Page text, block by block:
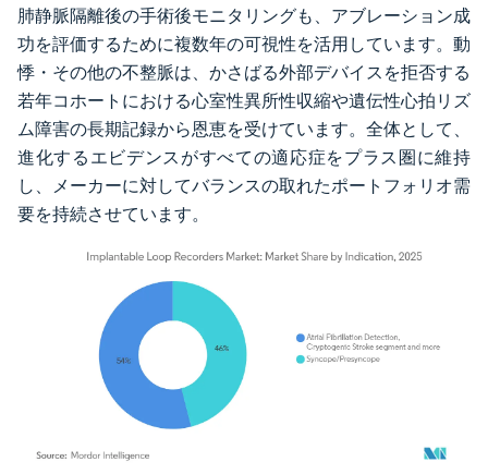
肺静脈隔離後の手術後モニタリングも、アブレーション成
功を評価するために複数年の可視性を活用しています。動
悸・その他の不整脈は、かさばる外部デバイスを拒否する
若年コホートにおける心室性異所性収縮や遺伝性心拍リズ
ム障害の長期記録から恩恵を受けています。全体として、
進化するエビデンスがすべての適応症をプラス圏に維持
し、メーカーに対してバランスの取れたポートフォリオ需
要を持続させています。